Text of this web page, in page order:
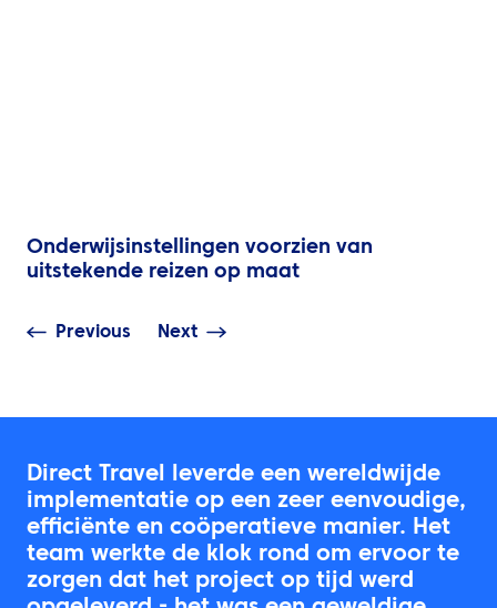
Onderwijsinstellingen voorzien van
uitstekende reizen op maat
Previous Next
Direct Travel leverde een wereldwijde
implementatie op een zeer eenvoudige,
efficiënte en coöperatieve manier. Het
team werkte de klok rond om ervoor te
zorgen dat het project op tijd werd